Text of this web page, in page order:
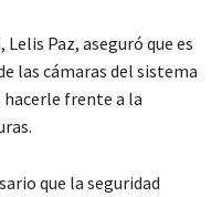
Paz, aseguró que es
las cámaras del sistema
hacerle frente a la
que la seguridad